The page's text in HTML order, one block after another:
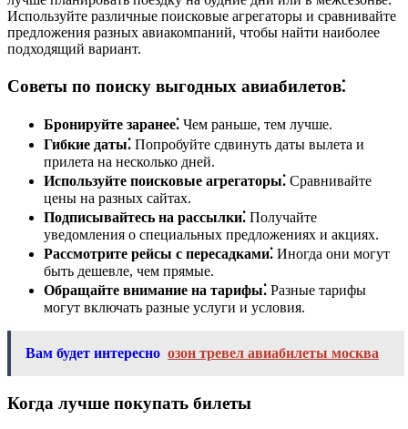
Используйте различные поисковые агрегаторы и сравнивайте
предложения разных авиакомпаний, чтобы найти наиболее
подходящий вариант.
Советы по поиску выгодных авиабилетов⁚
Бронируйте заранее⁚ Чем раньше, тем лучше.
Гибкие даты⁚ Попробуйте сдвинуть даты вылета и
прилета на несколько дней.
Используйте поисковые агрегаторы⁚ Сравнивайте
цены на разных сайтах.
Подписывайтесь на рассылки⁚ Получайте
уведомления о специальных предложениях и акциях.
Рассмотрите рейсы с пересадками⁚ Иногда они могут
быть дешевле, чем прямые.
Обращайте внимание на тарифы⁚ Разные тарифы
могут включать разные услуги и условия.
Вам будет интересно озон тревел авиабилеты москва
Когда лучше покупать билеты